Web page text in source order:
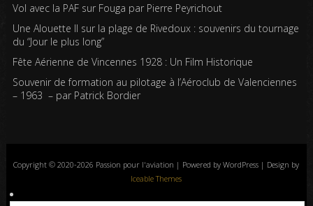
Vol avec la PAF sur Fouga par Pierre Peyrichout
Une Alouette II sur la plage de Rivedoux : souvenirs du tournage
du “Jour le plus long”
Fête Aérienne de Vincennes 1928 : Un Film Historique
Souvenir de formation au pilotage à l’Aéroclub de Valenciennes
– 1963 – par Patrick Bordier
Copyright © 2020-2026 Passion pour l'aviation | Powered by WordPress | Design by
Iceable Themes